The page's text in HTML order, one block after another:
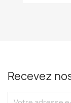
Recevez